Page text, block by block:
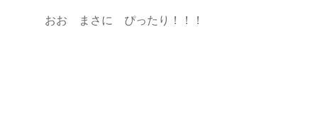
おお まさに ぴったり！！！